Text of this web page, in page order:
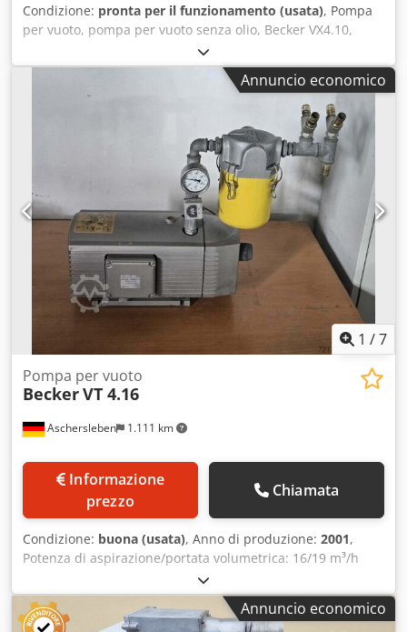
Condizione: pronta per il funzionamento (usata), Pompa
per vuoto, pompa per vuoto senza olio, Becker VX4.10,
Macchina usata Produttore: Becker Tipo: VX4.10 Dwsdpjxh
A U Refx Ak Doa Peso: 16 kg Dimensioni: 420 × 200 × 190
mm Portata volumetrica 50 Hz: 10 m³/h Vuoto assoluto 50
Hz: 100 mbar Potenza 50 Hz: 0,37 kW Livello sonoro 50 Hz:
60,0 dB(A) Portata volumetrica 60 Hz: 12 m³/h Vuoto
assoluto 60 Hz: 100 mbar Potenza 60 Hz: 0,45 kW Livello
sonoro 60 Hz: 62,0 dB(A) Peso: 16,0 kg con motore
Annuncio economico
1 /7
Aschersleben 1.111 km
Pompa per vuoto
BeckerVT 4.16
prezzo
Chiamata
Condizione: buona (usata), Anno di produzione: 2001,
Potenza di aspirazione/portata volumetrica: 16/19 m³/h
Pompa proveniente dall’impianto Lisec A2RL (impianto di
riempimento a livello molecolare) Larghezza: 570 mm
Profondità: 250 mm Altezza: 510 mm Dwodpfx Akjzqd Evj
Annuncio economico